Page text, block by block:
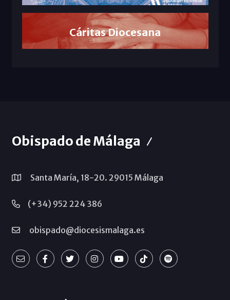
Cáritas Diocesana
Obispado de Málaga
Santa María, 18-20. 29015 Málaga
(+34) 952 224 386
obispado@diocesismalaga.es